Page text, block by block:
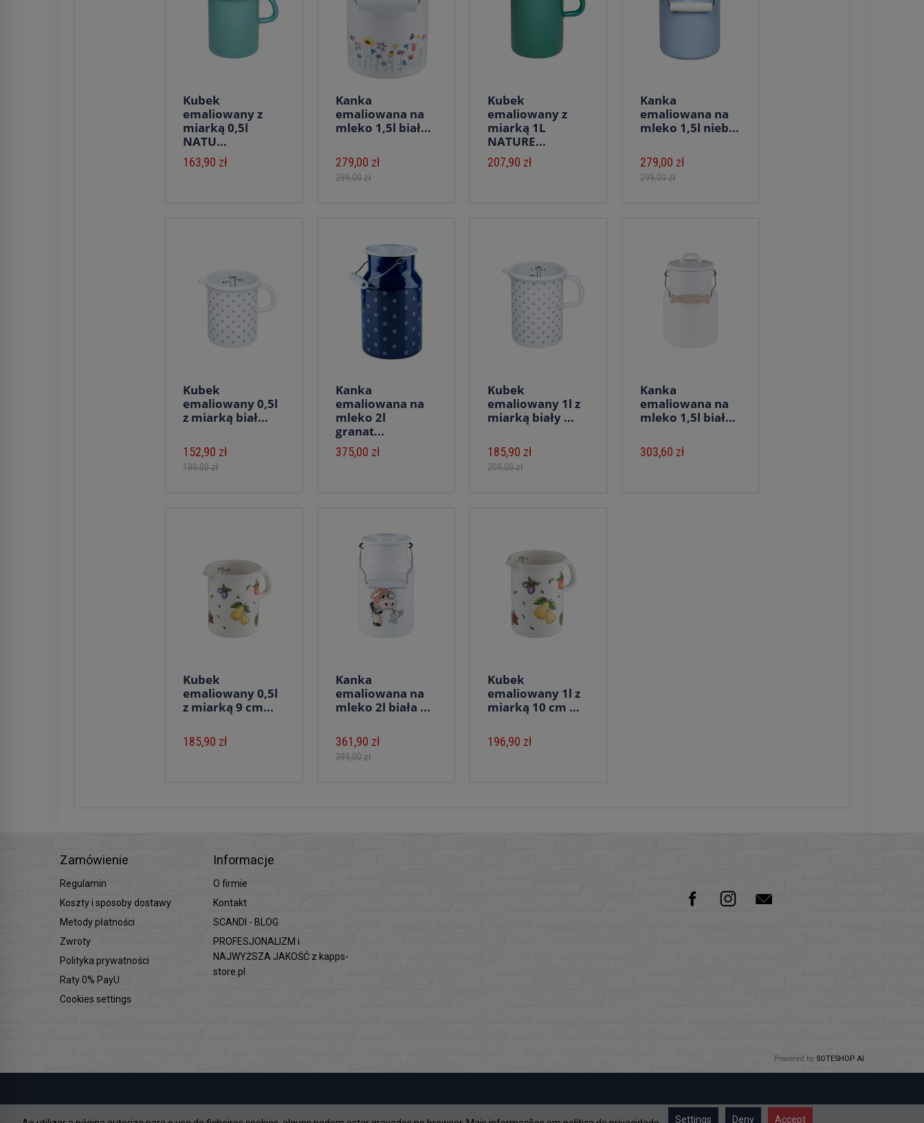
Kubek
emaliowany z
miarką 0,5l
NATU...
163,90 zł
Kanka
emaliowana na
mleko 1,5l biał...
279,00 zł
299,00 zł
Kubek
emaliowany z
miarką 1L
NATURE...
207,90 zł
Kanka
emaliowana na
mleko 1,5l nieb...
279,00 zł
299,00 zł
Kubek
emaliowany 0,5l
z miarką biał...
152,90 zł
189,00 zł
Kanka
emaliowana na
mleko 2l
granat...
375,00 zł
Kubek
emaliowany 1l z
miarką biały ...
185,90 zł
209,00 zł
Kanka
emaliowana na
mleko 1,5l biał...
303,60 zł
Kubek
emaliowany 0,5l
z miarką 9 cm...
185,90 zł
Kanka
emaliowana na
mleko 2l biała ...
361,90 zł
399,00 zł
Kubek
emaliowany 1l z
miarką 10 cm ...
196,90 zł
Zamówienie
Regulamin
Koszty i sposoby dostawy
Metody płatności
Zwroty
Polityka prywatności
Raty 0% PayU
Cookies settings
Informacje
O firmie
Kontakt
SCANDI - BLOG
PROFESJONALIZM i
NAJWYŻSZA JAKOŚĆ z kapps-
store.pl
Powered by SOTESHOP AI
Settings Deny Accept